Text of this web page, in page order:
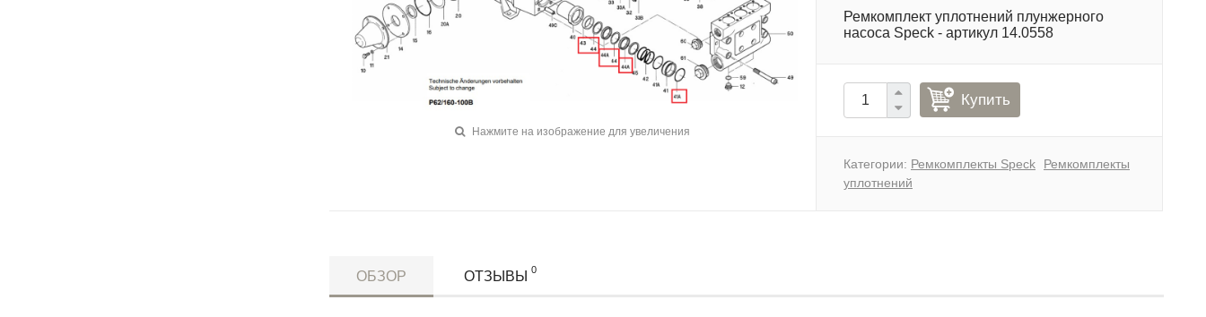
Нажмите на изображение для увеличения
Ремкомплект уплотнений плунжерного
насоса Speck - артикул 14.0558
Купить
Категории: Ремкомплекты Speck
Ремкомплекты
уплотнений
ОБЗОР ОТЗЫВЫ 0